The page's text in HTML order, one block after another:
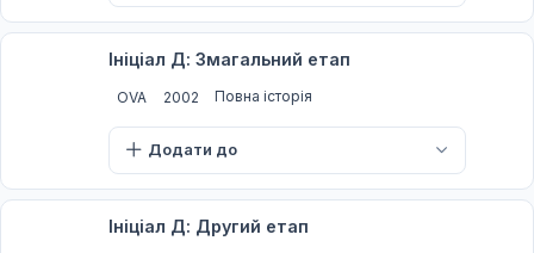
Ініціал Д: Змагальний етап
OVA 2002 Повна історія
Додати до
Ініціал Д: Другий етап